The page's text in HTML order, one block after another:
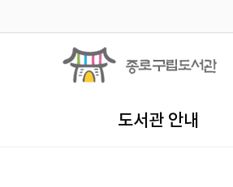
도서관 안내